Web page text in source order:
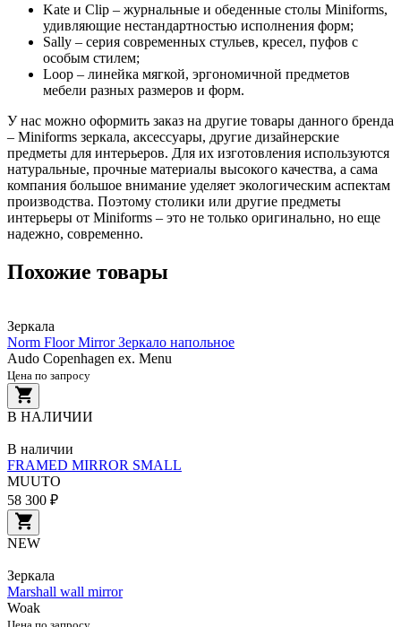
Kate и Clip – журнальные и обеденные столы Miniforms,
удивляющие нестандартностью исполнения форм;
Sally – серия современных стульев, кресел, пуфов с
особым стилем;
Loop – линейка мягкой, эргономичной предметов
мебели разных размеров и форм.
У нас можно оформить заказ на другие товары данного бренда
– Miniforms зеркала, аксессуары, другие дизайнерские
предметы для интерьеров. Для их изготовления используются
натуральные, прочные материалы высокого качества, а сама
компания большое внимание уделяет экологическим аспектам
производства. Поэтому столики или другие предметы
интерьеры от Miniforms – это не только оригинально, но еще
надежно, современно.
Похожие товары
Зеркала
Norm Floor Mirror Зеркало напольное
Audo Copenhagen ex. Menu
Цена по запросу
В НАЛИЧИИ
В наличии
FRAMED MIRROR SMALL
MUUTO
58 300 ₽
NEW
Зеркала
Marshall wall mirror
Woak
Цена по запросу